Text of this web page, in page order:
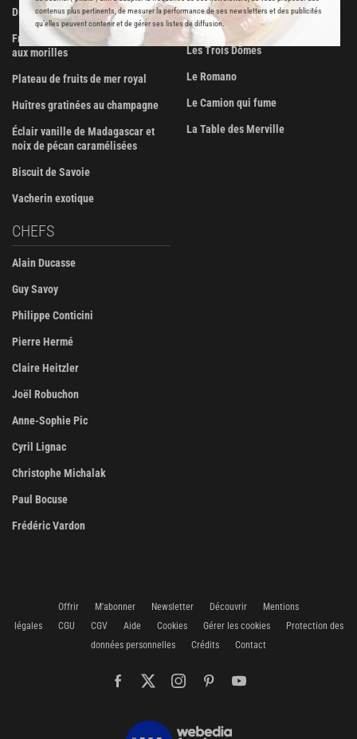
contenus plus pertinents, de mesurer la performance de ses newsletters et des publicités
qu’elles peuvent contenir et de gérer ses listes de diffusion.
Dinde farcie aux fruits secs
Fricassée de volaille de Bresse
aux morilles
Plateau de fruits de mer royal
Huîtres gratinées au champagne
Éclair vanille de Madagascar et
noix de pécan caramélisées
Biscuit de Savoie
Vacherin exotique
Poissonnerie Vianey
Les Trois Dômes
Le Romano
Le Camion qui fume
La Table des Merville
CHEFS
Alain Ducasse
Guy Savoy
Philippe Conticini
Pierre Hermé
Claire Heitzler
Joël Robuchon
Anne-Sophie Pic
Cyril Lignac
Christophe Michalak
Paul Bocuse
Frédéric Vardon
Offrir M'abonner Newsletter Découvrir
Mentions
légales
CGU CGV Aide Cookies Gérer les cookies
Protection des
données personnelles
Crédits Contact